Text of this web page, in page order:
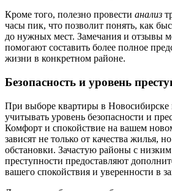
Кроме того, полезно провести анализ
часы пик, что позволит понять, как
до нужных мест. Замечания и отзывы
помогают составить более полное
жизни в конкретном районе.
Безопасность и уровень
При выборе квартиры в Новосибирске
учитывать уровень безопасности и
Комфорт и спокойствие на вашем
зависят не только от качества жилья,
обстановки. Зачастую районы с
преступности предоставляют
вашего спокойствия и уверенности в